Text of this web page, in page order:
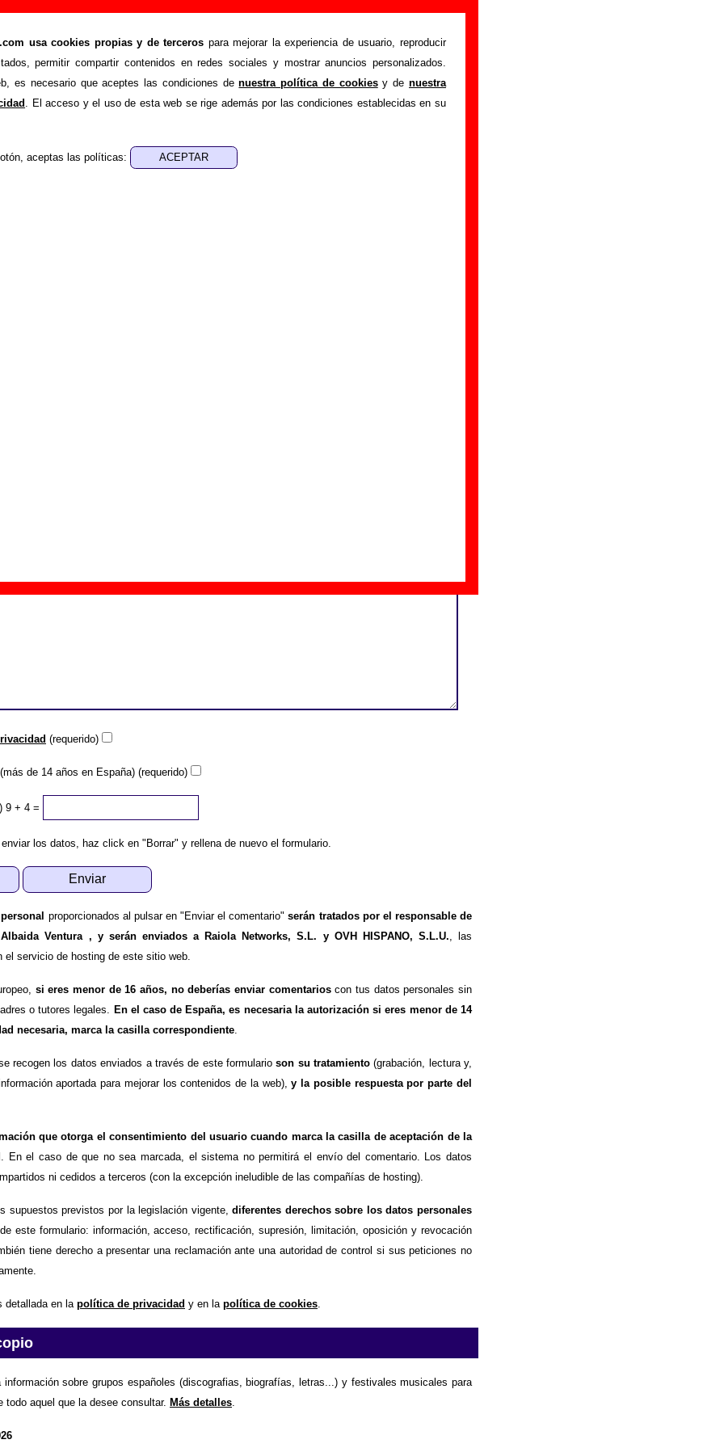
usa cookies propias y de terceros para mejorar la experiencia de usuario, reproducir
permitir compartir contenidos en redes sociales y mostrar anuncios personalizados.
es necesario que aceptes las condiciones denuestra política de cookiesy denuestra
. El acceso y el uso de esta web se rige además por las condiciones establecidas en su
aceptas las políticas:
o corregir información
> Añadir
adicional, puedes enviar nueva información o corregir la existente mediante el
o escribiendo un e-mail a guialven@musicoscopio.com.Gracias por tu
(requerido)
de 14 años en España) (requerido)
9 + 4 =
los datos, haz click en "Borrar" y rellena de nuevo el formulario.
proporcionados al pulsar en "Enviar el comentario"serán tratados por el responsable de
Ventura , y serán enviados a Raiola Networks, S.L. y OVH HISPANO, S.L.U. , las
el servicio de hosting de este sitio web.
si eres menor de 16 años, no deberías enviar comentarioscon tus datos personales sin
o tutores legales.
En el caso de España, es necesaria la autorización si eres menor de 14
necesaria, marca la casilla correspondiente
recogen los datos enviados a través de este formularioson su tratamiento(grabación, lectura y,
aportada para mejorar los contenidos de la web),y la posible respuesta por parte del
que otorga el consentimiento del usuario cuando marca la casilla de aceptación de la
. En el caso de que no sea marcada, el sistema no permitirá el envío del comentario. Los datos
ni cedidos a terceros (con la excepción ineludible de las compañías de hosting).
supuestos previstos por la legislación vigente,diferentes derechos sobre los datos personales
este formulario: información, acceso, rectificación, supresión, limitación, oposición y revocación
tiene derecho a presentar una reclamación ante una autoridad de control si sus peticiones no
detallada en la política de privacidad y en la política de cookies
información sobre grupos españoles (discografias, biografías, letras...) y festivales musicales para
todo aquel que la desee consultar. Más detalles.